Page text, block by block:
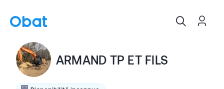
ARMAND TP ET FILS